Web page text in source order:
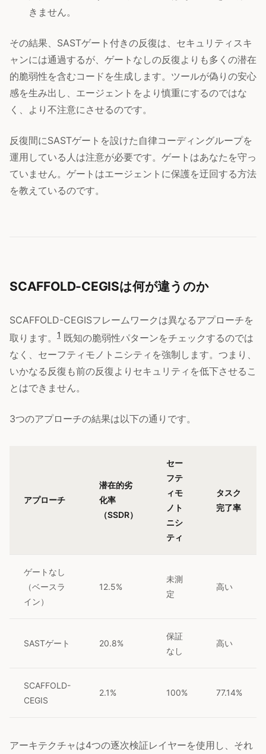
きません。
その結果、SASTゲート付きの反復は、セキュリティスキ
ャンには通過するが、ゲートなしの反復よりも多くの潜在
的脆弱性を含むコードを生成します。ツールが偽りの安心
感を生み出し、エージェントをより慎重にするのではな
く、より不注意にさせるのです。
反復間にSASTゲートを設けた自律コーディングループを
運用している人は注意が必要です。ゲートはあなたを守っ
ていません。ゲートはエージェントに保護を迂回する方法
を教えているのです。
SCAFFOLD-CEGISは何が違うのか
SCAFFOLD-CEGISフレームワークは異なるアプローチを
取ります。
1 既知の脆弱性パターンをチェックするのでは
なく、セーフティモノトニシティを強制します。つまり、
いかなる反復も前の反復よりセキュリティを低下させるこ
とはできません。
3つのアプローチの結果は以下の通りです。
アプローチ
潜在的劣
化率
（SSDR）
セー
フテ
ィモ
ノト
ニシ
ティ
タスク
完了率
ゲートなし
（ベースラ
イン）
12.5%
未測
定
高い
SASTゲート 20.8%
保証
なし
高い
SCAFFOLD-
CEGIS
2.1% 100% 77.14%
アーキテクチャは4つの逐次検証レイヤーを使用し、それ